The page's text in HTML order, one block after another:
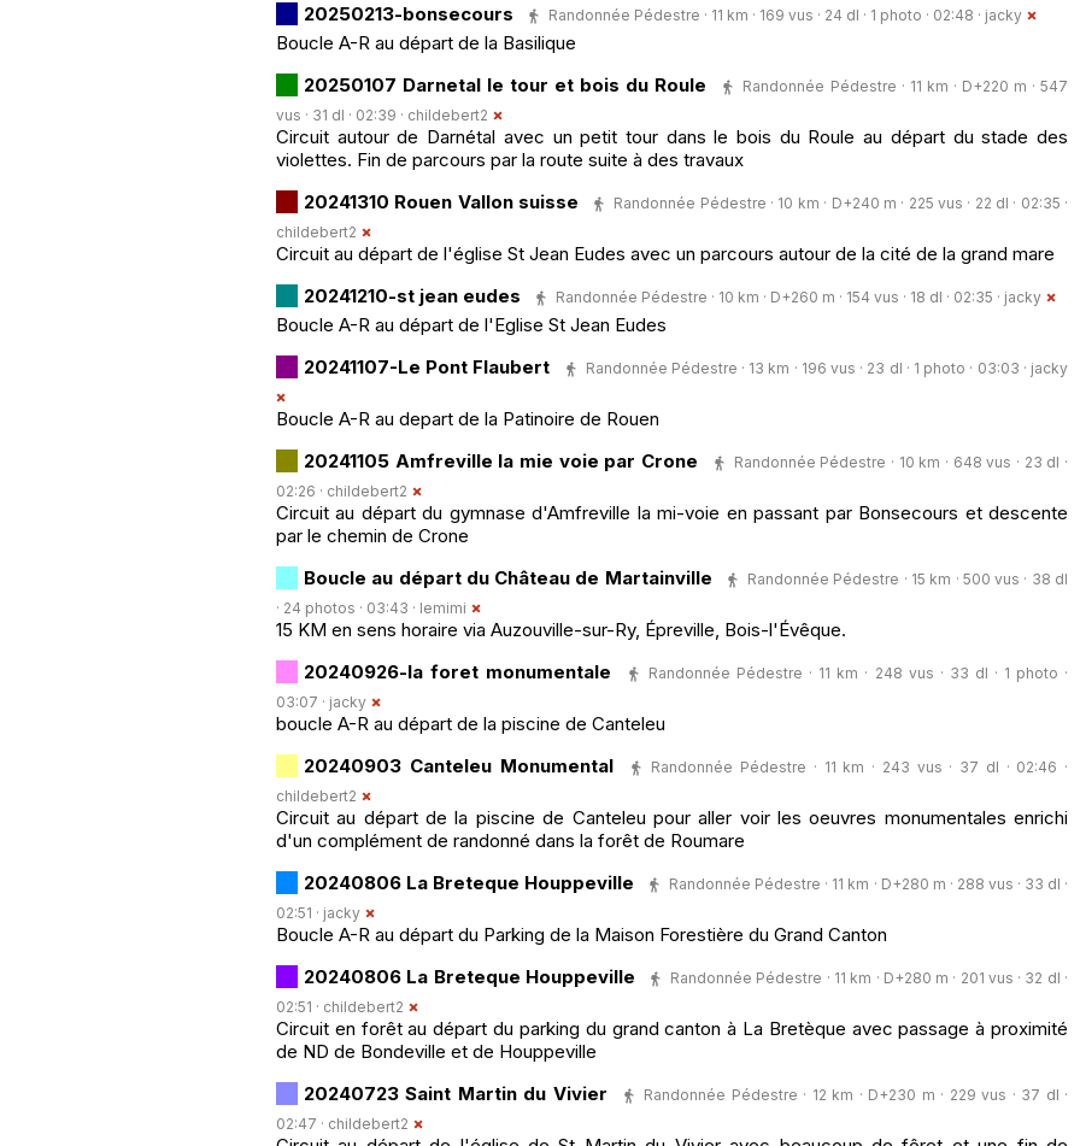
20250213-bonsecours
Randonnée Pédestre · 11 km · 169 vus · 24 dl · 1 photo · 02:48 · jacky
Boucle A-R au départ de la Basilique
20250107 Darnetal le tour et bois du Roule
Randonnée Pédestre · 11 km · D+220 m · 547
vus · 31 dl · 02:39 · childebert2
Circuit autour de Darnétal avec un petit tour dans le bois du Roule au départ du stade des
violettes. Fin de parcours par la route suite à des travaux
20241310 Rouen Vallon suisse
Randonnée Pédestre · 10 km · D+240 m · 225 vus · 22 dl · 02:35 ·
childebert2
Circuit au départ de l'église St Jean Eudes avec un parcours autour de la cité de la grand mare
20241210-st jean eudes
Randonnée Pédestre · 10 km · D+260 m · 154 vus · 18 dl · 02:35 · jacky
Boucle A-R au départ de l'Eglise St Jean Eudes
20241107-Le Pont Flaubert
Randonnée Pédestre · 13 km · 196 vus · 23 dl · 1 photo · 03:03 · jacky
Boucle A-R au depart de la Patinoire de Rouen
20241105 Amfreville la mie voie par Crone
Randonnée Pédestre · 10 km · 648 vus · 23 dl ·
02:26 · childebert2
Circuit au départ du gymnase d'Amfreville la mi-voie en passant par Bonsecours et descente
par le chemin de Crone
Boucle au départ du Château de Martainville
Randonnée Pédestre · 15 km · 500 vus · 38 dl
· 24 photos · 03:43 · lemimi
15 KM en sens horaire via Auzouville-sur-Ry, Épreville, Bois-l'Évêque.
20240926-la foret monumentale
Randonnée Pédestre · 11 km · 248 vus · 33 dl · 1 photo ·
03:07 · jacky
boucle A-R au départ de la piscine de Canteleu
20240903 Canteleu Monumental
Randonnée Pédestre · 11 km · 243 vus · 37 dl · 02:46 ·
childebert2
Circuit au départ de la piscine de Canteleu pour aller voir les oeuvres monumentales enrichi
d'un complément de randonné dans la forêt de Roumare
20240806 La Breteque Houppeville
Randonnée Pédestre · 11 km · D+280 m · 288 vus · 33 dl ·
02:51 · jacky
Boucle A-R au départ du Parking de la Maison Forestière du Grand Canton
20240806 La Breteque Houppeville
Randonnée Pédestre · 11 km · D+280 m · 201 vus · 32 dl ·
02:51 · childebert2
Circuit en forêt au départ du parking du grand canton à La Bretèque avec passage à proximité
de ND de Bondeville et de Houppeville
20240723 Saint Martin du Vivier
Randonnée Pédestre · 12 km · D+230 m · 229 vus · 37 dl ·
02:47 · childebert2